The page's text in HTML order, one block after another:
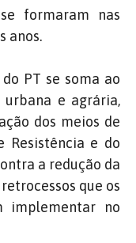
formaram nas
anos.
PT se soma ao
e agrária,
dos meios de
Resistência e do
a redução da
que os
implementar no